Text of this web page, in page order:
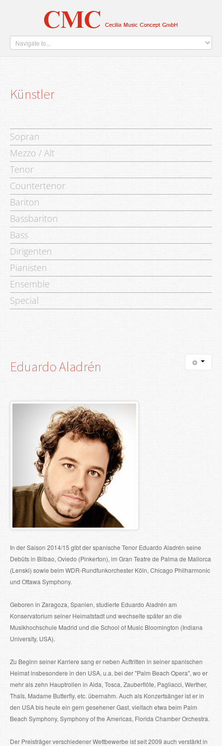
Home
Künstler
Verlag
Künstler
Sopran
Mezzo / Alt
Tenor
Countertenor
Bariton
Bassbariton
Bass
Dirigenten
Pianisten
Ensemble
Special
EduardoAladrén
In der Saison 2014/15 gibt der spanische Tenor Eduardo Aladrén seine
Debüts in Bilbao, Oviedo (Pinkerton), im Gran Teatre de Palma de Mallorca
(Lenski) sowie beim WDR-Rundfunkorchester Köln, Chicago Philharmonic
und Ottawa Symphony.
Geboren in Zaragoza, Spanien, studierte Eduardo Aladrén am
Konservatorium seiner Heimatstadt und wechselte später an die
Musikhochschule Madrid und die School of Music Bloomington (Indiana
University, USA).
Zu Beginn seiner Karriere sang er neben Auftritten in seiner spanischen
Heimat insbesondere in den USA, u.a. bei der "Palm Beach Opera", wo er
mehr als zehn Hauptrollen in Aida, Tosca, Zauberflöte, Pagliacci, Werther,
Thaïs, Madame Butterfly, etc. übernahm. Auch als Konzertsänger ist er in
den USA bis heute ein gern gesehener Gast, vielfach etwa beim Palm
Beach Symphony, Symphony of the Americas, Florida Chamber Orchestra.
Der Preisträger verschiedener Wettbewerbe ist seit 2009 auch verstärkt in